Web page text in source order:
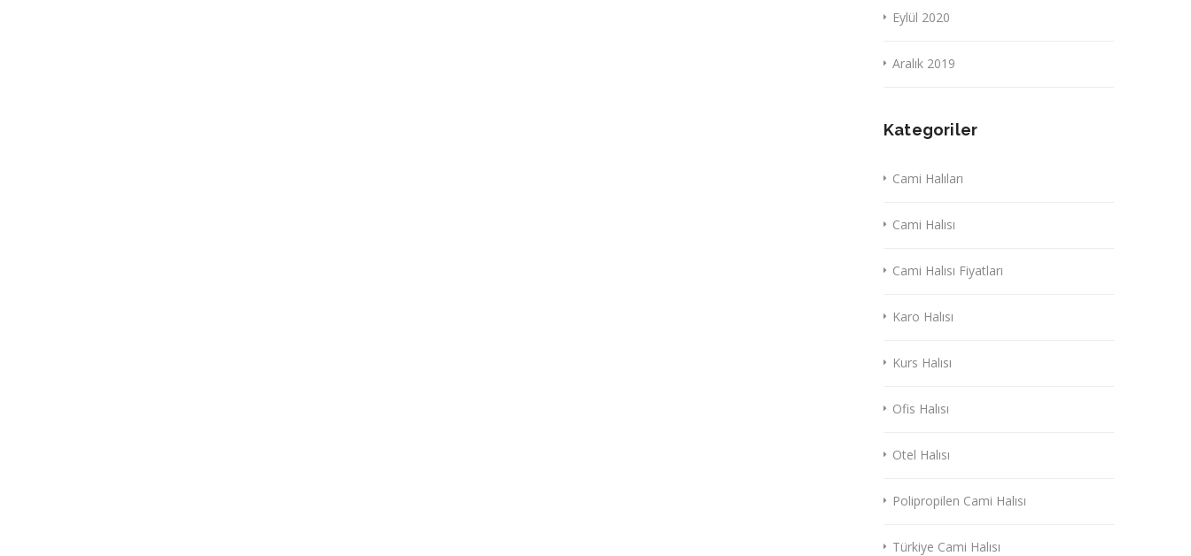
Eylül 2020
Aralık 2019
Kategoriler
Cami Halıları
Cami Halısı
Cami Halısı Fiyatları
Karo Halısı
Kurs Halısı
Ofis Halısı
Otel Halısı
Polipropilen Cami Halısı
Türkiye Cami Halısı